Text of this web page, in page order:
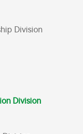
Division
Division